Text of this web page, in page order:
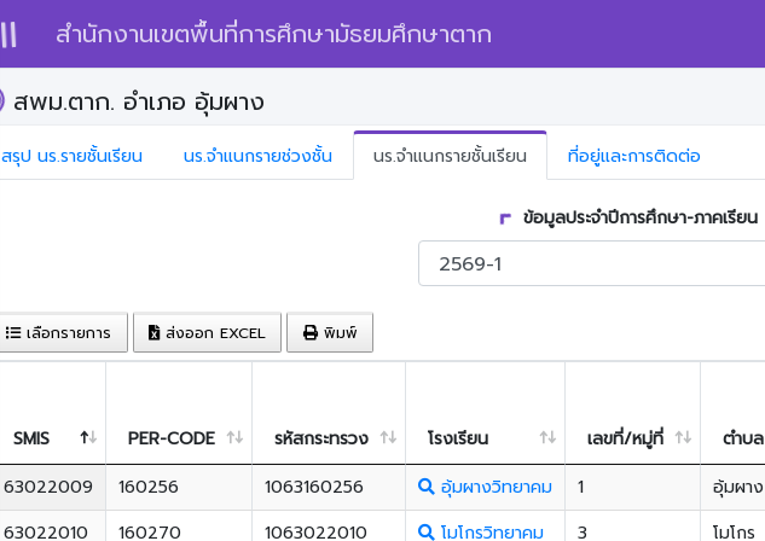
สำนักงานเขตพื้นที่การศึกษามัธยมศึกษาตาก
สพม.ตาก. อำเภอ อุ้มผาง
สรุป นร.รายชั้นเรียน นร.จำแนกรายช่วงชั้น นร.จำแนกรายชั้นเรียน ที่อยู่และการติดต่อ
ข้อมูลประจำปีการศึกษา-ภาคเรียน
เลือกรายการ ส่งออก EXCEL พิมพ์
SMIS PER-CODE รหัสกระทรวง โรงเรียน เลขที่/หมู่ที่ ตำบล
63022009
160256 1063160256 อุ้มผางวิทยาคม 1 อุ้มผาง
63022010
160270 1063022010 โมโกรวิทยาคม 3 โมโกร